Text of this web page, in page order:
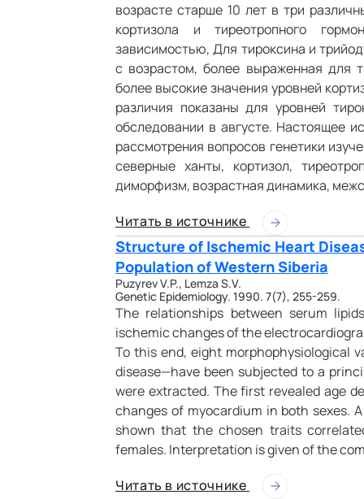
возрасте старше 10 лет в три
кортизола и тиреотропного
зависимостью, Для тироксина и
с возрастом, более выраженная для
более высокие значения уровней
различия показаны для уровней
обследовании в августе. Настоящее
рассмотрения вопросов генетики
северные ханты, кортизол,
диморфизм, возрастная динамика,
Читать в источнике
Structure of Ischemic Heart
Population of Western Siberia
Puzyrev V.P., Lemza S.V.
Genetic Epidemiology. 1990. 7(7), 255-259.
The relationships between serum
ischemic changes of the
To this end, eight morphophysiological
disease—have been subjected to a
were extracted. The first revealed age
changes of myocardium in both sexes.
shown that the chosen traits
females. Interpretation is given of the
Читать в источнике